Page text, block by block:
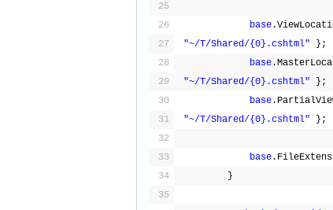
25
26
27
28
29
30
31
32
33
34
35
base
"~/T/Shared/{0}.cshtml"
};
base
"~/T/Shared/{0}.cshtml"
};
base
"~/T/Shared/{0}.cshtml"
};
base
}